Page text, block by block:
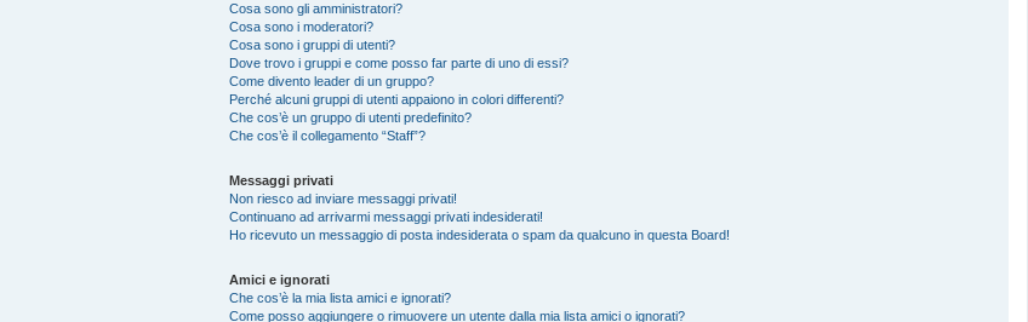
Cosa sono gli amministratori?
Cosa sono i moderatori?
Cosa sono i gruppi di utenti?
Dove trovo i gruppi e come posso far parte di uno di essi?
Come divento leader di un gruppo?
Perché alcuni gruppi di utenti appaiono in colori differenti?
Che cos’è un gruppo di utenti predefinito?
Che cos’è il collegamento “Staff”?
Messaggi privati
Non riesco ad inviare messaggi privati!
Continuano ad arrivarmi messaggi privati indesiderati!
Ho ricevuto un messaggio di posta indesiderata o spam da qualcuno in questa Board!
Amici e ignorati
Che cos’è la mia lista amici e ignorati?
Come posso aggiungere o rimuovere un utente dalla mia lista amici o ignorati?